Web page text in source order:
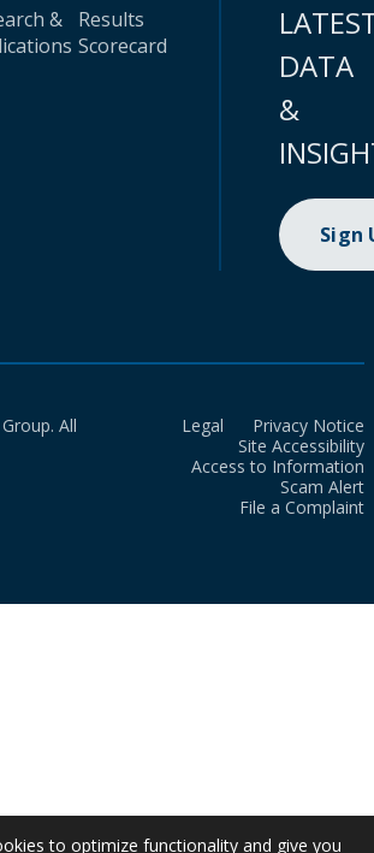
&
Results
Scorecard
DATA
&
Sign
All
Legal
Privacy Notice
Site Accessibility
Access to Information
Scam Alert
File a Complaint
to optimize functionality and give you